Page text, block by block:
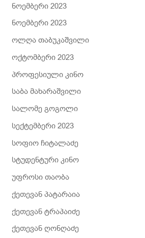
ნოემბერი 2023
ნოემბერი 2023
ოლღა თაბუკაშვილი
ოქტომბერი 2023
პროფესიული კინო
საბა მახარაშვილი
სალომე გოგოლი
სექტემბერი 2023
სოფიო ჩიტალაძე
სტუდენტური კინო
უფროსი თაობა
ქეთევან პატარაია
ქეთევან ტრაპაიძე
ქეთევან ღონღაძე